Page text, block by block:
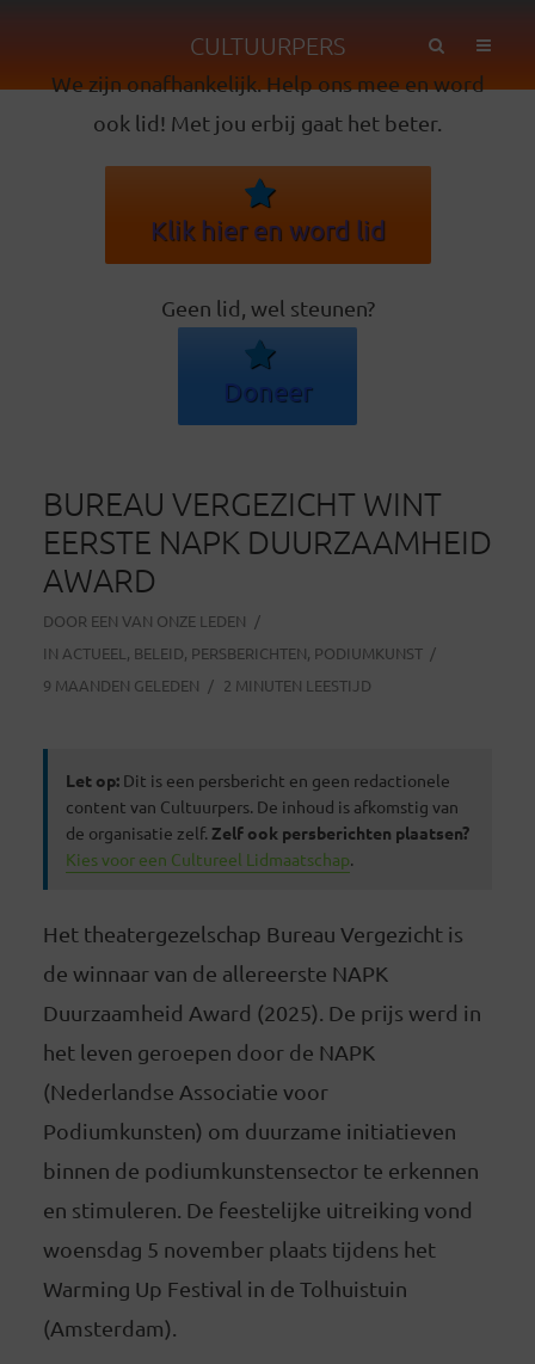
CULTUURPERS
We zijn onafhankelijk. Help ons mee en word
ook lid! Met jou erbij gaat het beter.
Klik hier en word lid
Geen lid, wel steunen?
Doneer
BUREAU VERGEZICHT WINT
EERSTE NAPK DUURZAAMHEID
AWARD
DOOR EEN VAN ONZE LEDEN
IN ACTUEEL , BELEID, PERSBERICHTEN, PODIUMKUNST
9 MAANDEN GELEDEN
2 MINUTEN LEESTIJD
Let op:Dit is een persbericht en geen redactionele
content van Cultuurpers. De inhoud is afkomstig van
de organisatie zelf. Zelf ook persberichten plaatsen?
Kies voor een Cultureel Lidmaatschap.
Het theatergezelschap Bureau Vergezicht is
de winnaar van de allereerste NAPK
Duurzaamheid Award (2025). De prijs werd in
het leven geroepen door de NAPK
(Nederlandse Associatie voor
Podiumkunsten) om duurzame initiatieven
binnen de podiumkunstensector te erkennen
en stimuleren. De feestelijke uitreiking vond
woensdag 5 november plaats tijdens het
Warming Up Festival in de Tolhuistuin
(Amsterdam).